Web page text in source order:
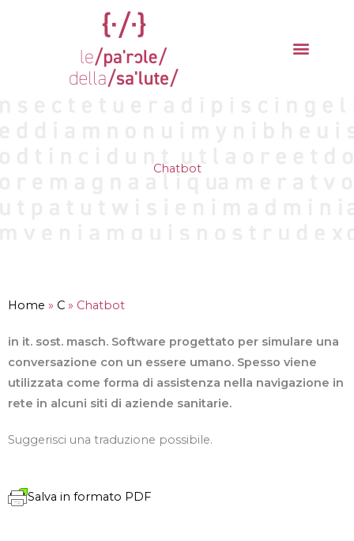
Chatbot
Home » C » Chatbot
in it. sost. masch. Software progettato per simulare una
conversazione con un essere umano. Spesso viene
utilizzata come forma di assistenza nella navigazione in
rete in alcuni siti di aziende sanitarie.
Suggerisci una traduzione possibile.
Salva in formato PDF